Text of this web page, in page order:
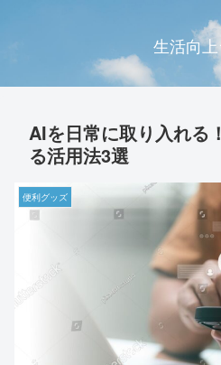
生活向
AIを日常に取り入れる
る活用法3選
便利グッズ